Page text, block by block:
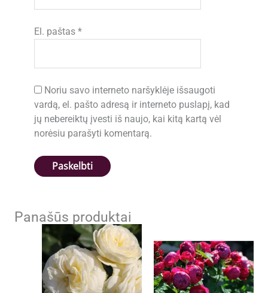
El. paštas*
Noriu savo interneto naršyklėje išsaugoti
vardą, el. pašto adresą ir interneto puslapį, kad
jų nebereiktų įvesti iš naujo, kai kitą kartą vėl
norėsiu parašyti komentarą.
Panašūs produktai